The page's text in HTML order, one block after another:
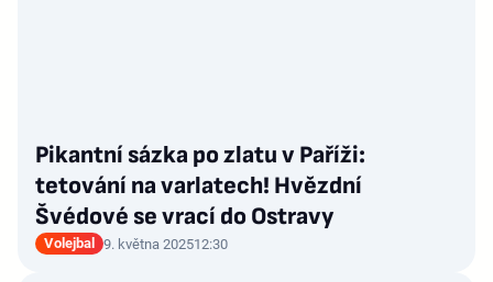
Pikantní sázka po zlatu v Paříži:
tetování na varlatech! Hvězdní
Švédové se vrací do Ostravy
Volejbal 9. května 202512:30